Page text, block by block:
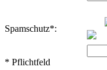
Spamschutz*:
* Pflichtfeld